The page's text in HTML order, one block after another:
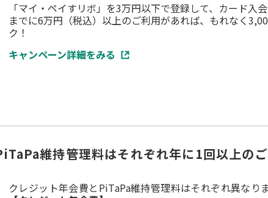
括払い／リボ払い／分割払い
「マイ・ペイすリボ」をおすすめします。
をご指定になると、各種特典がございます。
「マイ・ペイすリボ」を3万円以下で登録して、カード入
までに6万円（税込）以上のご利用があれば、もれなく
ク！
キャンペーン詳細をみる
維持管理料はそれぞれ年に1回以上のご
クレジット年会費とPiTaPa維持管理料はそれぞれ異なりま